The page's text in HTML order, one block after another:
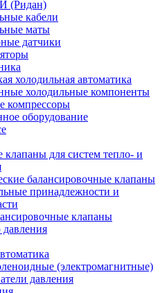
(Ридан)
кабели
маты
датчики
холодильная автоматика
холодильные компоненты
компрессоры
оборудование
клапаны для систем тепло- и
балансировочные клапаны
принадлежности и
клапаны
(электромагнитные)
давления